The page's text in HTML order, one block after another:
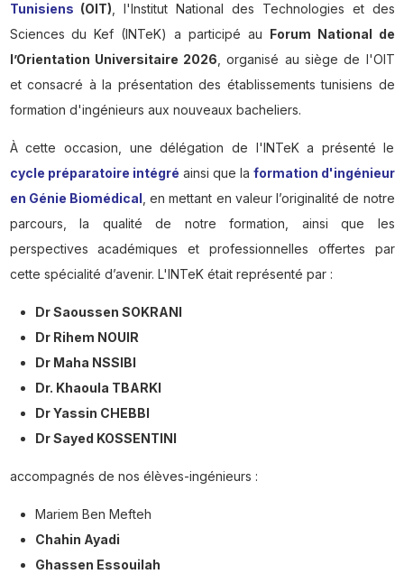
Tunisiens (OIT) , l'Institut National des Technologies et des
Sciences du Kef (INTeK) a participé au Forum National de
l’Orientation Universitaire 2026 , organisé au siège de l'OIT
et consacré à la présentation des établissements tunisiens de
formation d'ingénieurs aux nouveaux bacheliers.
À cette occasion, une délégation de l'INTeK a présenté le
cycle préparatoire intégré ainsi que la formation d'ingénieur
en Génie Biomédical , en mettant en valeur l’originalité de notre
parcours, la qualité de notre formation, ainsi que les
perspectives académiques et professionnelles offertes par
cette spécialité d’avenir. L'INTeK était représenté par :
Dr Saoussen SOKRANI
Dr Rihem NOUIR
Dr Maha NSSIBI
Dr. Khaoula TBARKI
Dr Yassin CHEBBI
Dr Sayed KOSSENTINI
accompagnés de nos élèves-ingénieurs :
Mariem Ben Mefteh
Chahin Ayadi
Ghassen Essouilah